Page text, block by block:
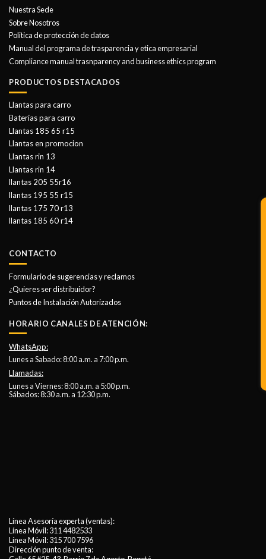
Nuestra Sede
Sobre Nosotros
Politica de protección de datos
Manual del programa de trasparencia y etica empresarial
Compliance manual trasnparency and business ethics program
PRODUCTOS DESTACADOS
Llantas para carro
Baterías para carro
Llantas 185 65 r15
Llantas en promocion
Llantas rin 13
Llantas rin 14
llantas 205 55r16
llantas 195 55 r15
llantas 175 70 r13
llantas 185 60 r14
CONTACTO
Formulario de sugerencias y reclamos
¿Quieres ser distribuidor?
Puntos de Instalación Autorizados
HORARIO CANALES DE ATENCIÓN:
WhatsApp:
Lunes a Sabado: 8:00 a.m. a 7:00 p.m.
Llamadas:
Lunes a Viernes: 8:00 a.m. a 5:00 p.m.
Sábados: 8:30 a.m. a 12:30 p.m.
Línea Asesoría experta (ventas):
Línea Móvil:311 4482533
Línea Móvil:315 700 7596
Dirección punto de venta: